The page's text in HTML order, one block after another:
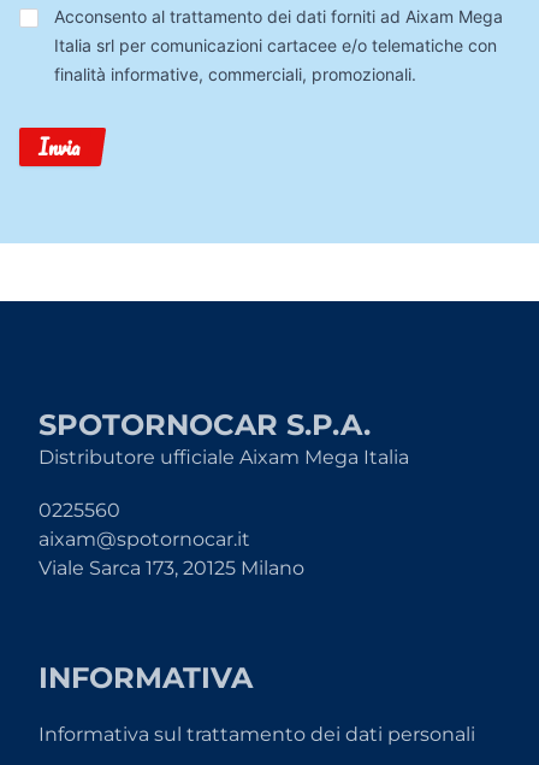
Trattamento
Dati
Acconsento al trattamento dei dati forniti ad Aixam Mega
Italia srl per comunicazioni cartacee e/o telematiche con
finalità informative, commerciali, promozionali.
Invia
SPOTORNOCAR S.P.A.
Distributore ufficiale Aixam Mega Italia
0225560
aixam@spotornocar.it
Viale Sarca 173, 20125 Milano
INFORMATIVA
Informativa sul trattamento dei dati personali